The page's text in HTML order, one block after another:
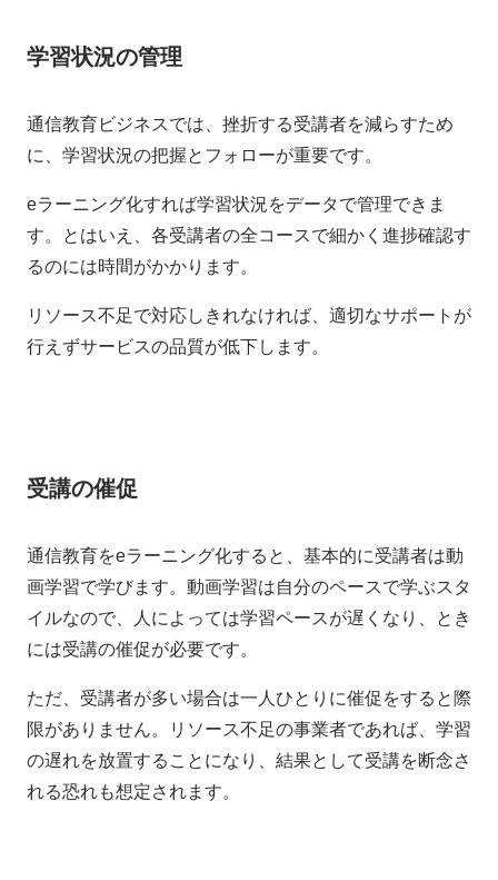
学習状況の管理
通信教育ビジネスでは、挫折する受講者を減らすため
に、学習状況の把握とフォローが重要です。
eラーニング化すれば学習状況をデータで管理できま
す。とはいえ、各受講者の全コースで細かく進捗確認す
るのには時間がかかります。
リソース不足で対応しきれなければ、適切なサポートが
行えずサービスの品質が低下します。
受講の催促
通信教育をeラーニング化すると、基本的に受講者は動
画学習で学びます。動画学習は自分のペースで学ぶスタ
イルなので、人によっては学習ペースが遅くなり、とき
には受講の催促が必要です。
ただ、受講者が多い場合は一人ひとりに催促をすると際
限がありません。リソース不足の事業者であれば、学習
の遅れを放置することになり、結果として受講を断念さ
れる恐れも想定されます。